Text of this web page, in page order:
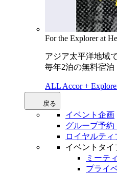
For the Explorer at
アジア太平洋地域
毎年2泊の無料宿泊
ALL Accor +
戻る
イベント企画
グループ予約
ロイヤルテ
イベントタイ
ミーテ
プライ